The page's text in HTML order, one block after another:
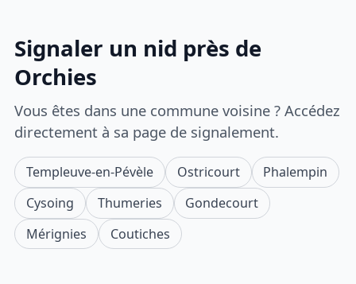
Signaler un nid près de
Orchies
Vous êtes dans une commune voisine ? Accédez
directement à sa page de signalement.
Templeuve-en-Pévèle Ostricourt
Phalempin
Cysoing
Thumeries
Gondecourt
Mérignies
Coutiches